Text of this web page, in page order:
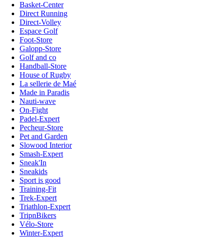
Basket-Center
Direct Running
Direct-Volley
Espace Golf
Foot-Store
Galopp-Store
Golf and co
Handball-Store
House of Rugby
La sellerie de Maé
Made in Paradis
Nauti-wave
On-Fight
Padel-Expert
Pecheur-Store
Pet and Garden
Slowood Interior
Smash-Expert
Sneak'In
Sneakids
Sport is good
Training-Fit
Trek-Expert
Triathlon-Expert
TripnBikers
Vélo-Store
Winter-Expert